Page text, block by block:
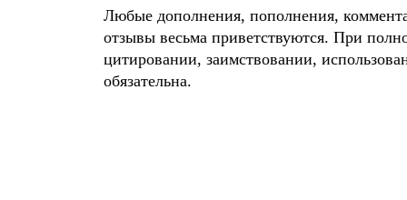
Любые дополнения, пополнения,
отзывы весьма приветствуются. При
цитировании, заимствовании,
обязательна.